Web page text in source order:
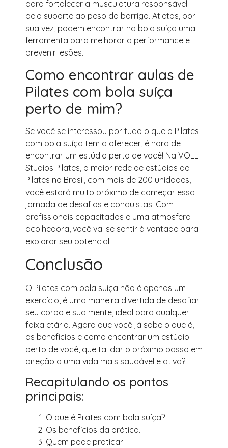
para fortalecer a musculatura responsável
pelo suporte ao peso da barriga. Atletas, por
sua vez, podem encontrar na bola suíça uma
ferramenta para melhorar a performance e
prevenir lesões.
Como encontrar aulas de
Pilates com bola suíça
perto de mim?
Se você se interessou por tudo o que o Pilates
com bola suíça tem a oferecer, é hora de
encontrar um estúdio perto de você! Na VOLL
Studios Pilates, a maior rede de estúdios de
Pilates no Brasil, com mais de 200 unidades,
você estará muito próximo de começar essa
jornada de desafios e conquistas. Com
profissionais capacitados e uma atmosfera
acolhedora, você vai se sentir à vontade para
explorar seu potencial.
Conclusão
O Pilates com bola suíça não é apenas um
exercício, é uma maneira divertida de desafiar
seu corpo e sua mente, ideal para qualquer
faixa etária. Agora que você já sabe o que é,
os benefícios e como encontrar um estúdio
perto de você, que tal dar o próximo passo em
direção a uma vida mais saudável e ativa?
Recapitulando os pontos
principais:
O que é Pilates com bola suíça?
Os benefícios da prática.
Quem pode praticar.